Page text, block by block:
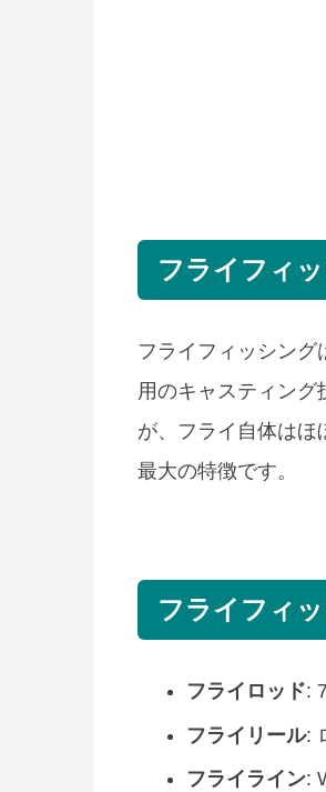
フライフィ
フライフィッシン
用のキャスティン
が、フライ自体はほ
最大の特徴です。
フライフィ
フライロッド:
フライリール:
フライライン: